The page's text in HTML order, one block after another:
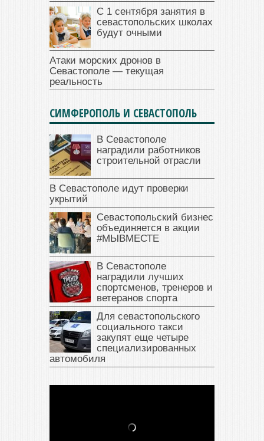
С 1 сентября занятия в
севастопольских школах
будут очными
Атаки морских дронов в
Севастополе — текущая
реальность
СИМФЕРОПОЛЬ И СЕВАСТОПОЛЬ
В Севастополе
наградили работников
строительной отрасли
В Севастополе идут проверки
укрытий
Севастопольский бизнес
объединяется в акции
#МЫВМЕСТЕ
В Севастополе
наградили лучших
спортсменов, тренеров и
ветеранов спорта
Для севастопольского
социального такси
закупят еще четыре
специализированных
автомобиля
В Крыму у жителя Саки
изъяли автомобиль —